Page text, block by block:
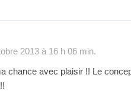
2013 à 16 h 06 min.
chance avec plaisir !! Le